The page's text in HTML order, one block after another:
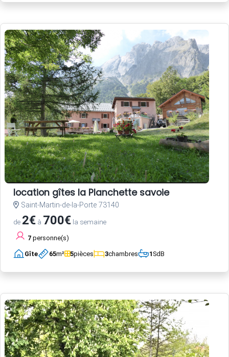
location gîtes la Planchette savoie
Saint-Martin-de-la-Porte 73140
de 2€ à 700€ la semaine
7 personne(s)
Gîte 65m² 5pièces 3chambres 1SdB